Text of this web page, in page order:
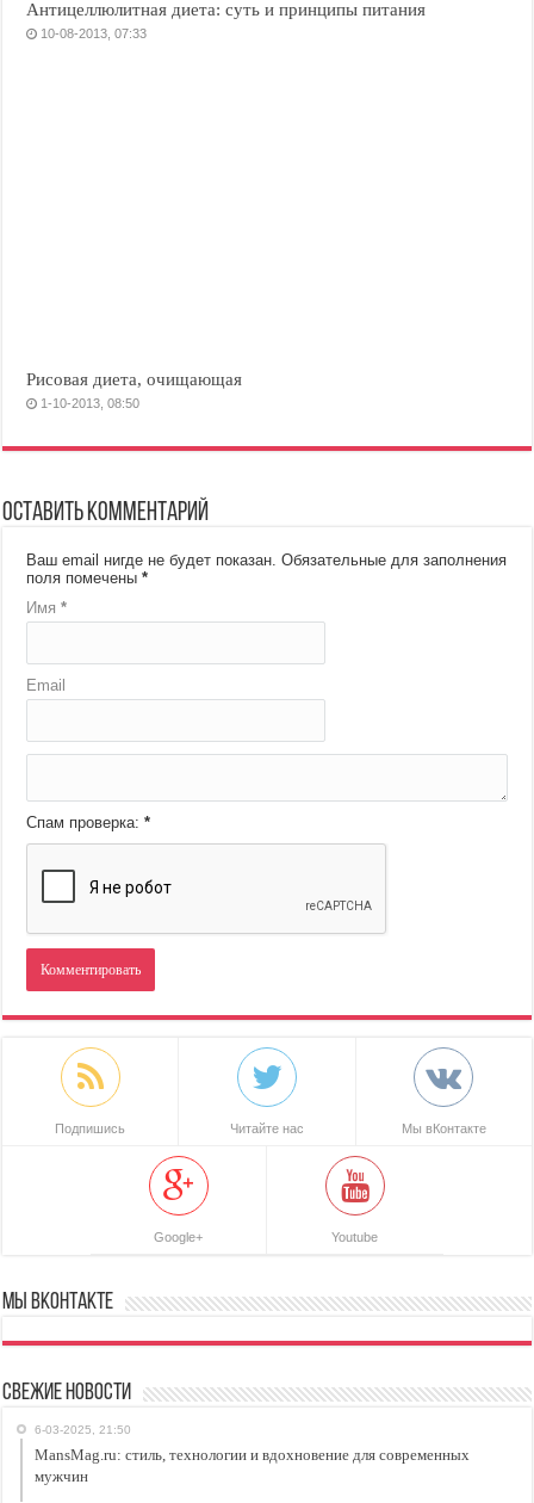
Антицеллюлитная диета: суть и принципы питания
10-08-2013, 07:33
Рисовая диета, очищающая
1-10-2013, 08:50
Оставить комментарий
Ваш email нигде не будет показан. Обязательные для заполнения
поля помечены*
Имя*
Email
Спам проверка:*
Подпишись Читайте нас Мы вКонтакте
Google+ Youtube
Мы ВКонтакте
Свежие новости
6-03-2025, 21:50
MansMag.ru: стиль, технологии и вдохновение для современных
мужчин